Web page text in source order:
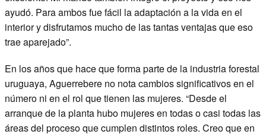
ayudó. Para ambos fue fácil la adaptación a la vida en el
interior y disfrutamos mucho de las tantas ventajas que eso
trae aparejado”.
En los años que hace que forma parte de la industria forestal
uruguaya, Aguerrebere no nota cambios significativos en el
número ni en el rol que tienen las mujeres. “Desde el
arranque de la planta hubo mujeres en todas o casi todas las
áreas del proceso que cumplen distintos roles. Creo que en